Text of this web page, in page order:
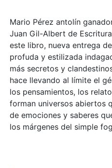
Mario Pérez antolín
Juan Gil-Albert de
este libro, nueva entrega
profuda y estilizada
más secretos y
hace llevando al límite el
los pensamientos, los
forman universos abiertos
de emociones y saberes
los márgenes del simple